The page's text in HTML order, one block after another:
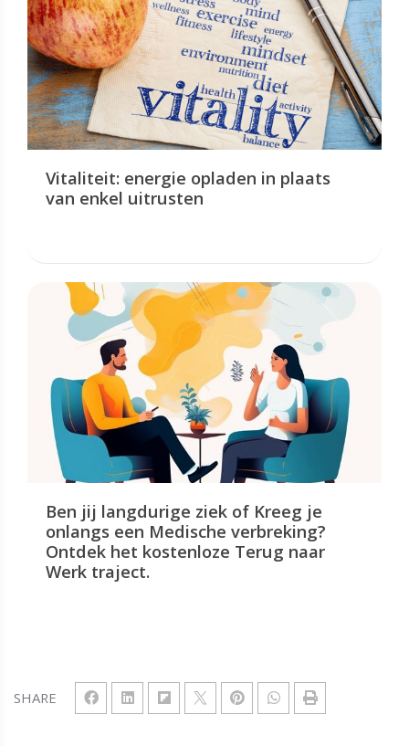
SHARE
Vitaliteit: energie opladen in plaats
van enkel uitrusten
Ben jij langdurige ziek of Kreeg je
onlangs een Medische verbreking?
Ontdek het kostenloze Terug naar
Werk traject.